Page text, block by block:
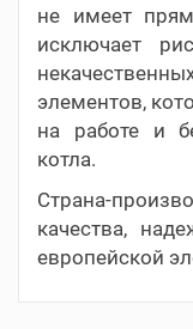
не имеет
исключает
элементов,
на работе и
котла.
Страна-
качества,
европейской